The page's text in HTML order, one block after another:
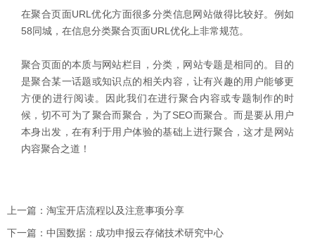
在聚合页面URL优化方面很多分类信息网站做得比较好。例如
58同城，在信息分类聚合页面URL优化上非常规范。
聚合页面的本质与网站栏目，分类，网站专题是相同的。目的
是聚合某一话题或知识点的相关内容，让有兴趣的用户能够更
方便的进行阅读。因此我们在进行聚合内容或专题制作的时
候，切不可为了聚合而聚合，为了SEO而聚合。而是要从用户
本身出发，在有利于用户体验的基础上进行聚合，这才是网站
内容聚合之道！
上一篇： 淘宝开店流程以及注意事项分享
下一篇： 中国数据：成功申报云存储技术研究中心